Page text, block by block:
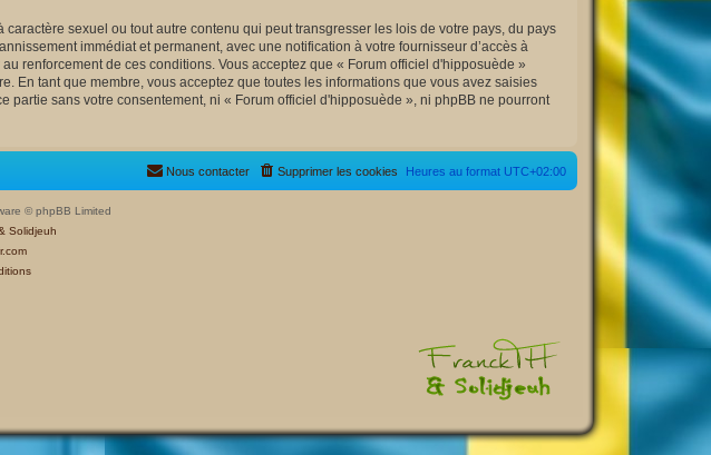
sexuel ou tout autre contenu qui peut transgresser les lois de votre pays, du pays
immédiat et permanent, avec une notification à votre fournisseur d’accès à
renforcement de ces conditions. Vous acceptez que « Forum officiel d'hipposuède »
En tant que membre, vous acceptez que toutes les informations que vous avez saisies
sans votre consentement, ni « Forum officiel d'hipposuède », ni phpBB ne pourront
Heures au format UTC+02:00
Supprimer les cookies
Nous contacter
© phpBB Limited
Solidjeuh